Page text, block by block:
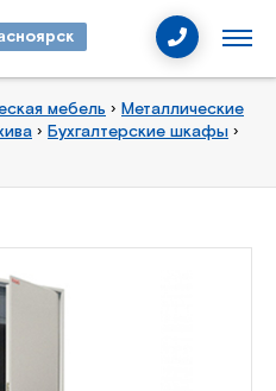
мебель › Металлические
› Бухгалтерские шкафы ›